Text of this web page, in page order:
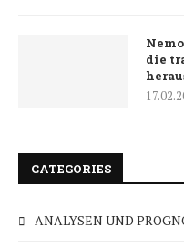
die
CATEGORIES
ANALYSEN UND